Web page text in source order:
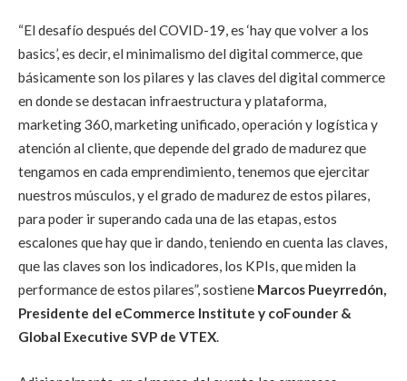
“El desafío después del COVID-19, es ‘hay que volver a los
basics’, es decir, el minimalismo del digital commerce, que
básicamente son los pilares y las claves del digital commerce
en donde se destacan infraestructura y plataforma,
marketing 360, marketing unificado, operación y logística y
atención al cliente, que depende del grado de madurez que
tengamos en cada emprendimiento, tenemos que ejercitar
nuestros músculos, y el grado de madurez de estos pilares,
para poder ir superando cada una de las etapas, estos
escalones que hay que ir dando, teniendo en cuenta las claves,
que las claves son los indicadores, los KPIs, que miden la
performance de estos pilares”,sostiene Marcos Pueyrredón,
Presidente del eCommerce Institute y coFounder &
Global Executive SVP de VTEX.